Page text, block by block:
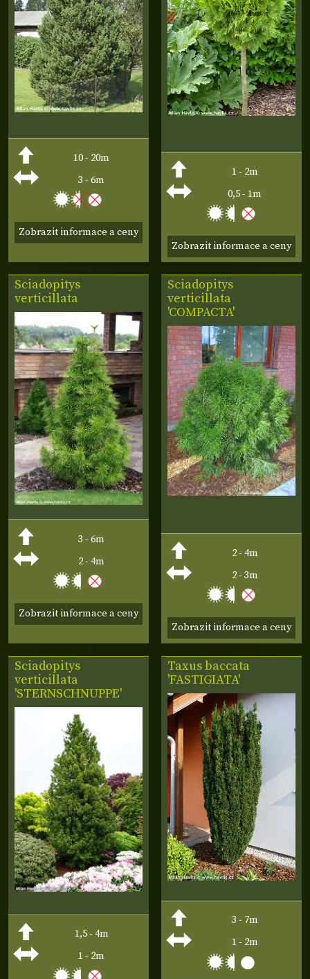
10 - 20m
3 - 6m
Zobrazit informace a ceny
1 - 2m
0,5 - 1m
Zobrazit informace a ceny
Sciadopitys
verticillata
3 - 6m
2 - 4m
Zobrazit informace a ceny
Sciadopitys
verticillata
'COMPACTA'
2 - 4m
2 - 3m
Zobrazit informace a ceny
Sciadopitys
verticillata
'STERNSCHNUPPE'
1,5 - 4m
1 - 2m
Taxus baccata
'FASTIGIATA'
3 - 7m
1 - 2m